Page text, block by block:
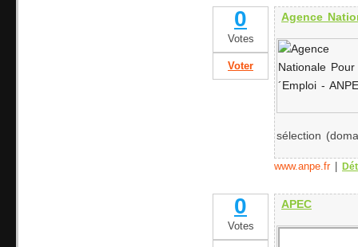
0
Votes
Voter
Agence
sélection
www.anpe.fr|
0
Votes
APEC